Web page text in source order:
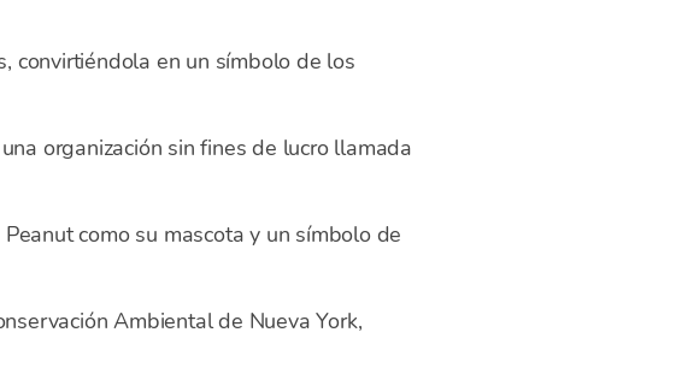
convirtiéndola en un símbolo de los
organización sin fines de lucro llamada
como su mascota y un símbolo de
Ambiental de Nueva York,